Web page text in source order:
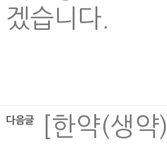
겠습니다.
다음글 [한약(생